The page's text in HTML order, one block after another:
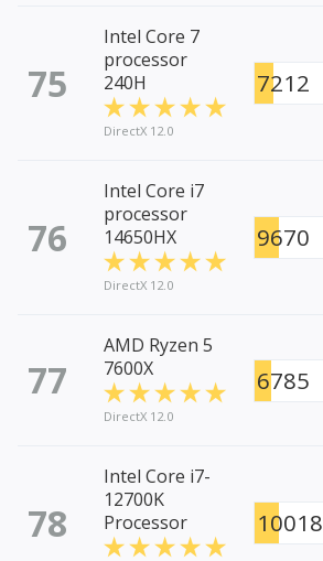
75
Intel Core 7
processor
240H
DirectX 12.0
7212
76
Intel Core i7
processor
14650HX
DirectX 12.0
9670
77
AMD Ryzen 5
7600X
DirectX 12.0
6785
78
Intel Core i7-
12700K
Processor
10018